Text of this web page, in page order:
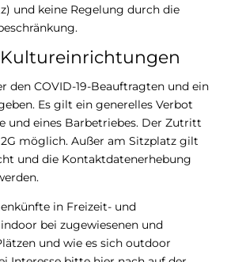
und keine Regelung durch die
den COVID-19-Beauftragten und ein
Es gilt ein generelles Verbot
und eines Barbetriebes. Der Zutritt
möglich. Außer am Sitzplatz gilt
und die Kontaktdatenerhebung
in Freizeit- und
bei zugewiesenen und
und wie es sich outdoor